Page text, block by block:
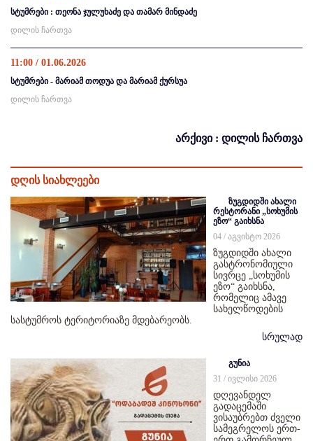
სტუმრები : თეონა ჯულუხაძე და თამარ მინდაძე
დილის ჩართვა
11:00 / 01.06.2026
სტუმრები - მარიამ თოდუა და მარიამ ქურსუა
დილის ჩართვა
არქივი : დილის ჩართვა
დღის სიახლეები
ზუგდიდში ახალი
რესტორანი „სოხუმის
ეზო“ გაიხსნა
04 / აგვისტო 2026
ზუგდიდში ახალი
გასტრონომიული
სივრცე „სოხუმის
ეზო“ გაიხსნა,
რომელიც ამავე
სახელწოდების
სასტუმროს ტერიტორიაზე მდებარეობს.
სრულად
გუნია
31 / ივლისი 2026
დღევანდელ
გადაცემაში
ვისაუბრებთ ძველი
სამეგრელოს ერთ-